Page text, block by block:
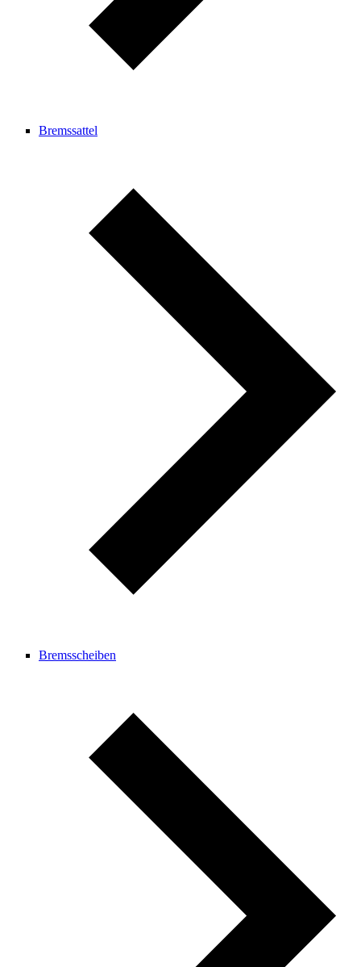
Bremssattel
Bremsscheiben